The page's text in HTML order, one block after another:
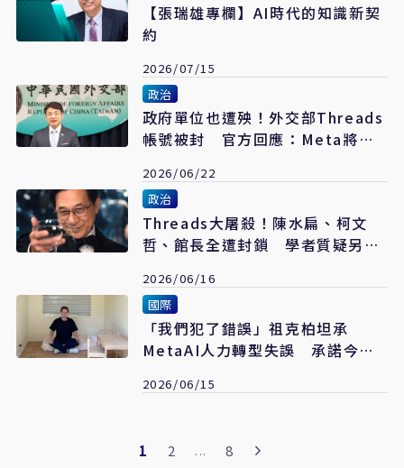
【張瑞雄專欄】AI時代的知識新契
約
2026/07/15
政治
政府單位也遭殃！外交部Threads
帳號被封 官方回應：Meta將查
2026/06/22
政治
Threads大屠殺！陳水扁、柯文
哲、館長全遭封鎖 學者質疑另有
2026/06/16
國際
「我們犯了錯誤」祖克柏坦承
MetaAI人力轉型失誤 承諾今年
2026/06/15
1 2 ... 8